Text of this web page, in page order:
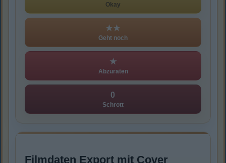
Okay
★★
Geht noch
★
Abzuraten
0
Schrott
Filmdaten Export mit Cover